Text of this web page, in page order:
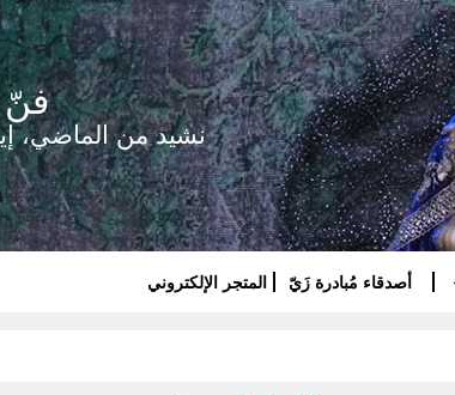
فنّ
نشيد من الماضي،
أصدقاء مُبادرة زَيّ المتجر الإلكتروني